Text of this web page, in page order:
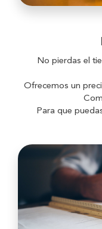
No pierdas el
Ofrecemos un
Para que